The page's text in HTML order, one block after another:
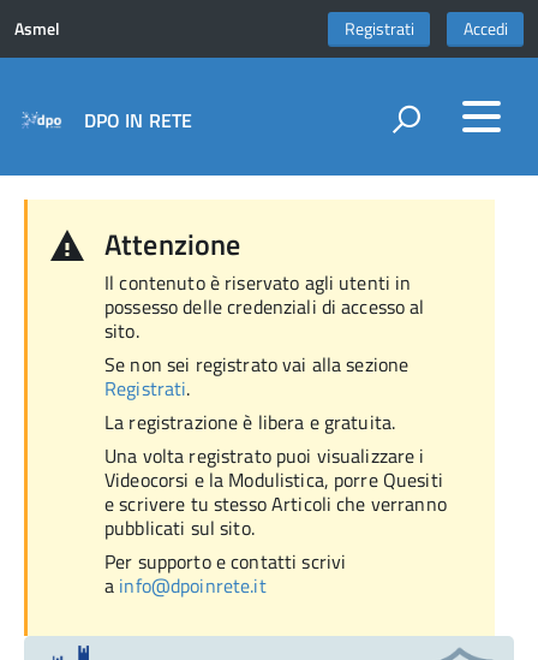
Asmel Registrati Accedi
DPO IN RETE
Attenzione
Il contenuto è riservato agli utenti in
possesso delle credenziali di accesso al
sito.
Se non sei registrato vai alla sezione
Registrati.
La registrazione è libera e gratuita.
Una volta registrato puoi visualizzare i
Videocorsi e la Modulistica, porre Quesiti
e scrivere tu stesso Articoli che verranno
pubblicati sul sito.
Per supporto e contatti scrivi
a info@dpoinrete.it